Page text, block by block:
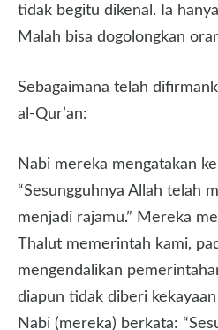
tidak begitu dikenal. Ia
Malah bisa dogolongkan
Sebagaimana telah
al-Qur’an:
Nabi mereka mengatakan
“Sesungguhnya Allah telah
menjadi rajamu.” Mereka
Thalut memerintah kami,
mengendalikan
diapun tidak diberi
Nabi (mereka) berkata: